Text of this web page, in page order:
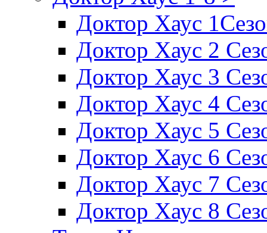
Доктор Хаус
Доктор Хаус 2
Доктор Хаус 3
Доктор Хаус 4
Доктор Хаус 5
Доктор Хаус 6
Доктор Хаус 7
Доктор Хаус 8